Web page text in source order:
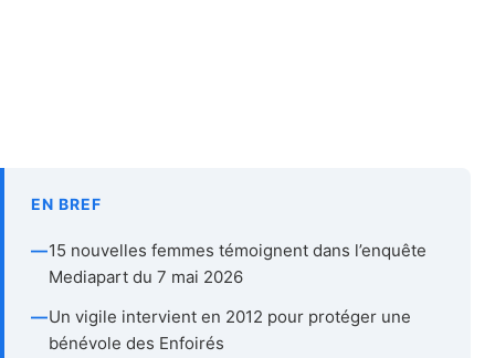
EN BREF
—15 nouvelles femmes témoignent dans l’enquête
Mediapart du 7 mai 2026
—Un vigile intervient en 2012 pour protéger une
bénévole des Enfoirés